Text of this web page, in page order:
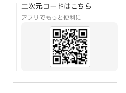
二次元コードはこちら
アプリでもっと便利に